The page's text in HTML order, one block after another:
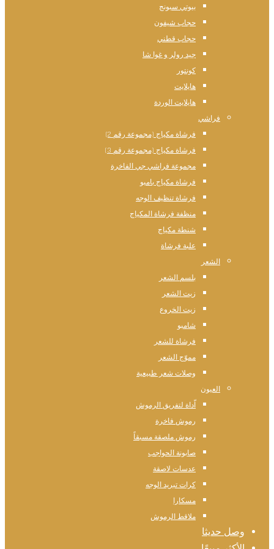
بيوتي سبونج
حجاب شيفون
حجاب قطني
جيد رولر و غوا شا
كونتور
هايلايت
هايلايت الوردة
فراشي
فرشاة مكياج (مجموعة رقم 2)
فرشاة مكياج (مجموعة رقم 3)
مجموعة فراشي جي الفاخرة
فرشاة مكياج بامبو
فرشاة تنظيف الوجه
منظفة فرشاة المكياج
شنطة مكياج
علبة فرشاة
الشعر
بلسم الشعر
زيت الشعر
زيت الخروع
شامبو
فرشاة للشعر
مموّج الشعر
وصلات شعر طبيعية
العيون
اّداة لتفريق الرموش
رموش فاخرة
رموش ملصقة مسبقاً
صابونة الحواجب
عدسات لاصقة
كرات تبريد الوجه
مسكارا
ملاقط الرموش
وصل حديثا